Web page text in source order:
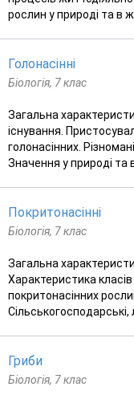
рослин у природі та в
Голонасінні
Біологія, 7 клас
Загальна
існування.
голонасінних.
Значення у природі та
Покритонасінні
Біологія, 7 клас
Загальна
Характеристика
покритонасінних
Сільськогосподарські,
Гриби
Біологія, 7 клас